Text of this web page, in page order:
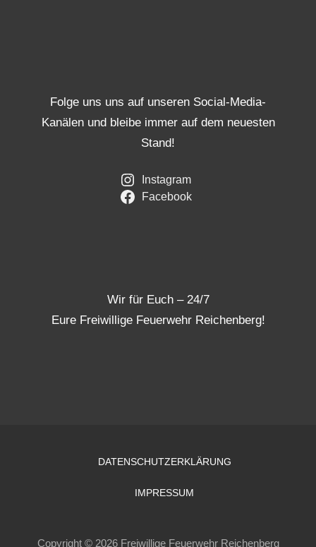
Folge uns uns auf unseren Social-Media-
Kanälen und bleibe immer auf dem neuesten
Stand!
Instagram
Facebook
Wir für Euch – 24/7
Eure Freiwillige Feuerwehr Reichenberg!
DATENSCHUTZERKLÄRUNG
IMPRESSUM
Copyright © 2026 Freiwillige Feuerwehr Reichenberg